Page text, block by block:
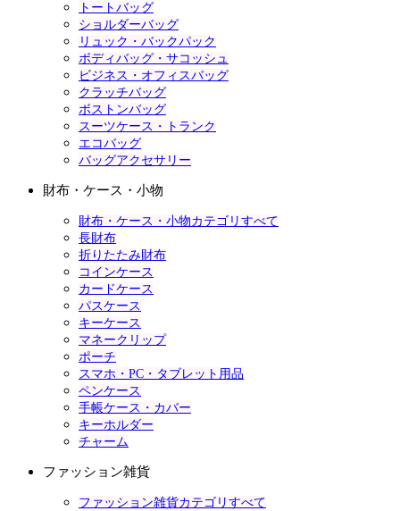
トートバッグ
ショルダーバッグ
リュック・バックパック
ボディバッグ・サコッシュ
ビジネス・オフィスバッグ
クラッチバッグ
ボストンバッグ
スーツケース・トランク
エコバッグ
バッグアクセサリー
財布・ケース・小物
財布・ケース・小物カテゴリすべて
長財布
折りたたみ財布
コインケース
カードケース
パスケース
キーケース
マネークリップ
ポーチ
スマホ・PC・タブレット用品
ペンケース
手帳ケース・カバー
キーホルダー
チャーム
ファッション雑貨
ファッション雑貨カテゴリすべて